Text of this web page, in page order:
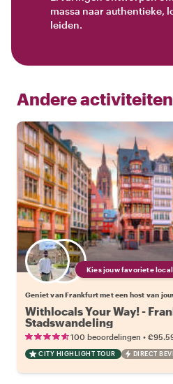
massa naar authentieke,
leiden.
Andere
Kies jouw favoriete local
Geniet van Frankfurt met een host van
Withlocals Your Way! -
Stadswandeling
100 beoordelingen •
CITY HIGHLIGHT TOUR DIRECT